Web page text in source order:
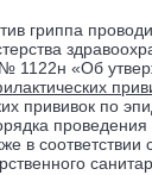
гриппа
1122н «Об
прививок по
в